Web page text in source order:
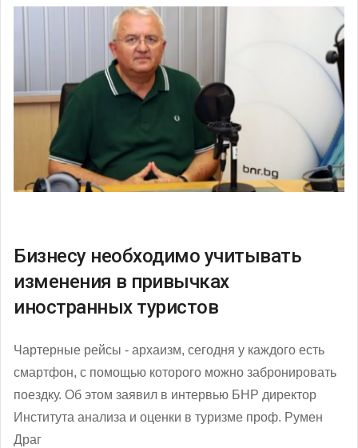
Бизнесу необходимо учитывать
изменения в привычках
иностранных туристов
Чартерные рейсы - архаизм, сегодня у каждого есть
смартфон, с помощью которого можно забронировать
поездку. Об этом заявил в интервью БНР директор
Института анализа и оценки в туризме проф. Румен
Драг